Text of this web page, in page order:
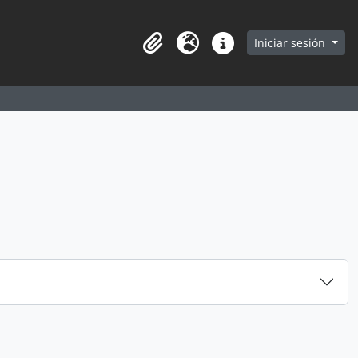
in browse page
Portapapeles
Idioma Enlaces rápidos
Iniciar sesión